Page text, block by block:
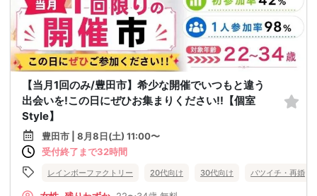
【当月1回のみ/豊田市】希少な開催でいつもと違う
出会いを!この日にぜひお集まりください!!【個室
Style】
豊田市 | 8月8日(土) 11:00〜
受付終了まで32時間
レインボーファクトリー 20代向け 30代向け バツイチ・再婚